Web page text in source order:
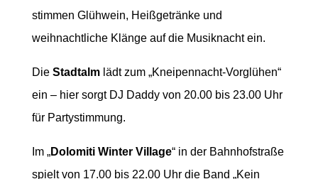
stimmen Glühwein, Heißgetränke und
weihnachtliche Klänge auf die Musiknacht ein.
Die Stadtalmlädt zum „Kneipennacht-Vorglühen“
ein – hier sorgt DJ Daddy von 20.00 bis 23.00 Uhr
für Partystimmung.
Im „Dolomiti Winter Village“ in der Bahnhofstraße
spielt von 17.00 bis 22.00 Uhr die Band „Kein